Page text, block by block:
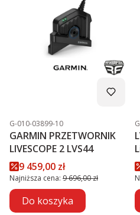
aplikacja activecaptain
garmin activecaptain
garmin active captain
Kod produktu
G-010-03899-10
GARMIN PRZETWORNIK
LIVESCOPE 2 LVS44
Cena promocyjna
9 459,00 zł
Najniższa cena: 9 696,00 zł
Do koszyka